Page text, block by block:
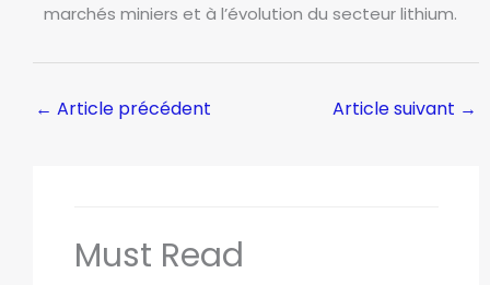
marchés miniers et à l’évolution du secteur lithium.
← Article précédent Article suivant →
Must Read